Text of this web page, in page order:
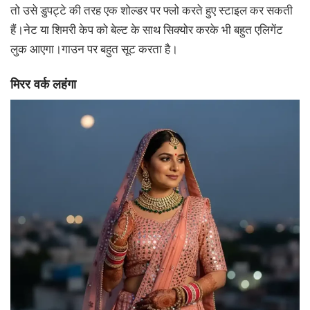
तो उसे डुपट्टे की तरह एक शोल्डर पर फ्लो करते हुए स्टाइल कर सकती
हैं।नेट या शिमरी केप को बेल्ट के साथ सिक्योर करके भी बहुत एलिगेंट
लुक आएगा।गाउन पर बहुत सूट करता है।
मिरर वर्क लहंगा